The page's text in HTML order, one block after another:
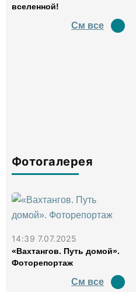
вселенной!
См все
Фотогалерея
14:39 7.07.2025
«Вахтангов. Путь домой».
Фоторепортаж
См все